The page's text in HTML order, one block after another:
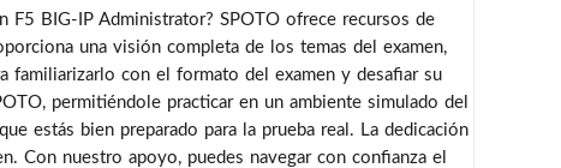
F5 BIG-IP Administrator? SPOTO ofrece recursos de
una visión completa de los temas del examen,
familiarizarlo con el formato del examen y desafiar su
permitiéndole practicar en un ambiente simulado del
estás bien preparado para la prueba real. La dedicación
Con nuestro apoyo, puedes navegar con confianza el